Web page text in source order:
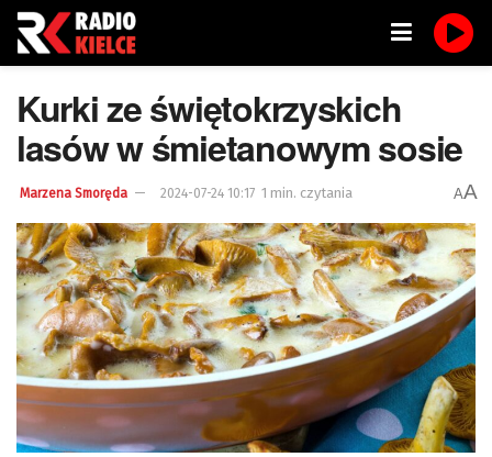
Kurki ze świętokrzyskich
lasów w śmietanowym sosie
Marzena Smoręda 2024-07-24 10:17 1 min. czytania AA